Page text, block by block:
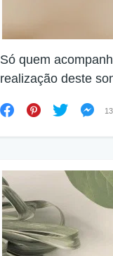
Só quem
realização deste